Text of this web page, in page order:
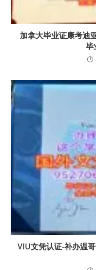
加拿大毕业证康考迪
毕
VIU文凭认证-补办温